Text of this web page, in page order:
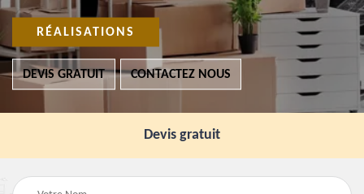
RÉALISATIONS
DEVIS GRATUIT CONTACTEZ NOUS
Devis gratuit